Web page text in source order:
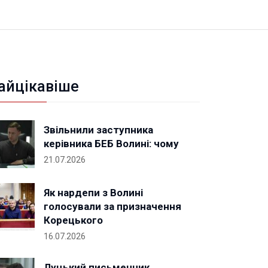
Звільнили заступника
керівника БЕБ Волині: чому
21.07.2026
Як нардепи з Волині
голосували за призначення
Корецького
16.07.2026